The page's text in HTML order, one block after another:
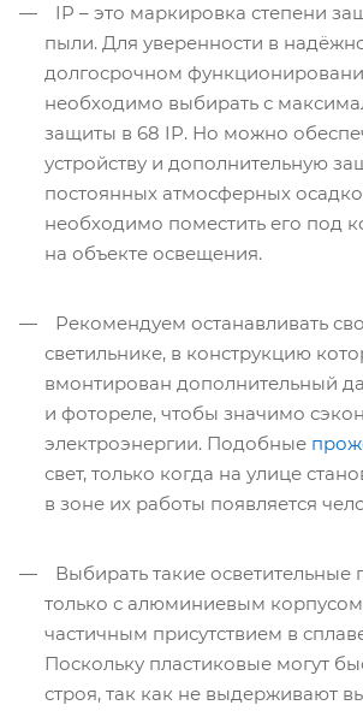
IP – это маркировка степени
пыли. Для уверенности в
долгосрочном
необходимо выбирать с
защиты в 68 IP. Но можно
устройству и дополнительную
постоянных атмосферных
необходимо поместить его под
на объекте освещения.
Рекомендуем останавливать
светильнике, в конструкцию
вмонтирован дополнительный
и фотореле, чтобы значимо
электроэнергии. Подобные
свет, только когда на улице
в зоне их работы появляется
Выбирать такие осветительные
только с алюминиевым корпусом
частичным присутствием в
Поскольку пластиковые могут
строя, так как не выдерживают